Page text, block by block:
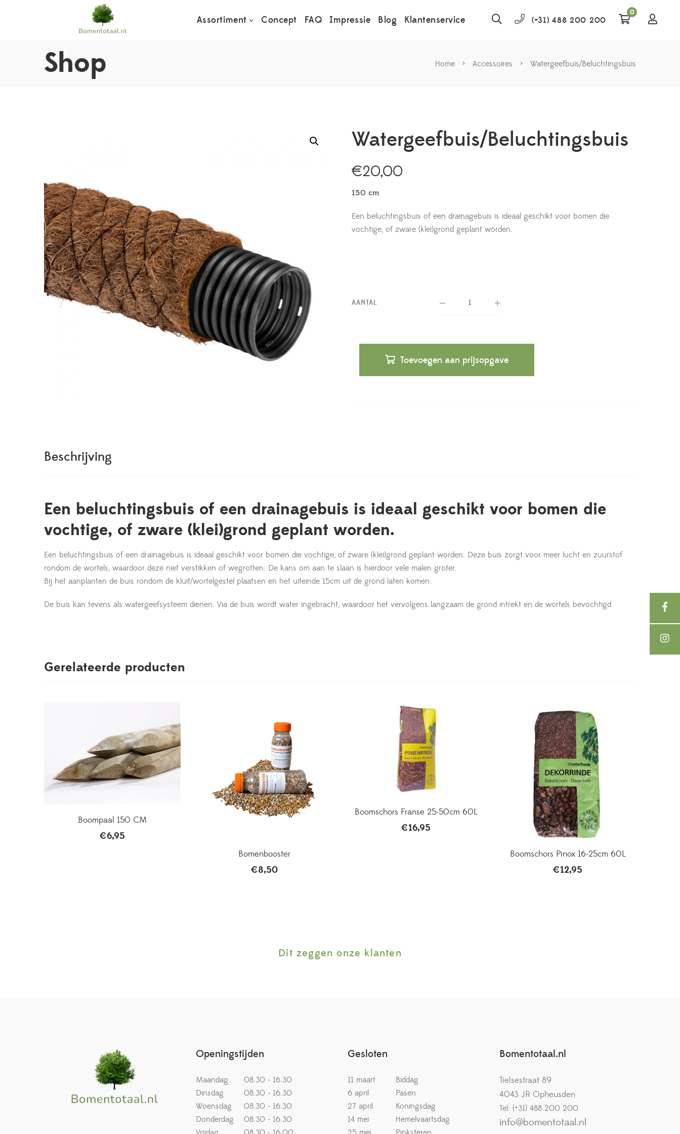
Assortiment Concept FAQ Impressie Blog Klantenservice (+31) 488 200 200
0
Shop Home > Accessoires > Watergeefbuis/Beluchtingsbuis
Watergeefbuis/Beluchtingsbuis
€20,00
150 cm
Een beluchtingsbuis of een drainagebuis is ideaal geschikt voor bomen die
vochtige, of zware (klei)grond geplant worden.
AANTAL
Toevoegen aan prijsopgave
Beschrijving
Een beluchtingsbuis of een drainagebuis is ideaal geschikt voor bomen die
vochtige, of zware (klei)grond geplant worden.
Een beluchtingsbuis of een drainagebuis is ideaal geschikt voor bomen die vochtige, of zware (klei)grond geplant worden. Deze buis zorgt voor meer lucht en zuurstof
rondom de wortels, waardoor deze niet verstikken of wegrotten. De kans om aan te slaan is hierdoor vele malen groter.
Bij het aanplanten de buis rondom de kluit/wortelgestel plaatsen en het uiteinde 15cm uit de grond laten komen.
De buis kan tevens als watergeefsysteem dienen. Via de buis wordt water ingebracht, waardoor het vervolgens langzaam de grond intrekt en de wortels bevochtigd.
Gerelateerde producten
Boompaal 150 CM
€6,95
Bomenbooster
€8,50
Boomschors Franse 25-50cm 60L
€16,95
Boomschors Pinox 16-25cm 60L
€12,95
Dit zeggen onze klanten
Openingstijden
Maandag
08.30 - 16.30
Dinsdag
08.30 - 16.30
Woensdag
08.30 - 16.30
Donderdag
08.30 - 16.30
Gesloten
11 maart
Biddag
6 april
Pasen
27 april
Koningsdag
14 mei
Hemelvaartsdag
Bomentotaal.nl
Tielsestraat 89
4043 JR Opheusden
Tel: (+31) 488 200 200
info@bomentotaal.nl